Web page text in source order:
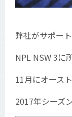
弊社がサポー
NPL NSW 3に
11月にオース
2017年シーズ